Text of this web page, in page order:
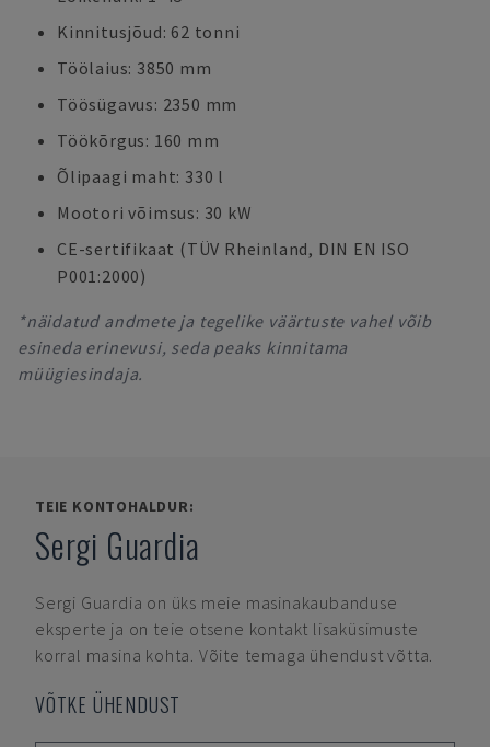
Kinnitusjõud: 62 tonni
Töölaius: 3850 mm
Töösügavus: 2350 mm
Töökõrgus: 160 mm
Õlipaagi maht: 330 l
Mootori võimsus: 30 kW
CE-sertifikaat (TÜV Rheinland, DIN EN ISO
P001:2000)
*näidatud andmete ja tegelike väärtuste vahel võib
esineda erinevusi, seda peaks kinnitama
müügiesindaja.
TEIE KONTOHALDUR:
Sergi Guardia
Sergi Guardia on üks meie masinakaubanduse
eksperte ja on teie otsene kontakt lisaküsimuste
korral masina kohta. Võite temaga ühendust võtta.
VÕTKE ÜHENDUST